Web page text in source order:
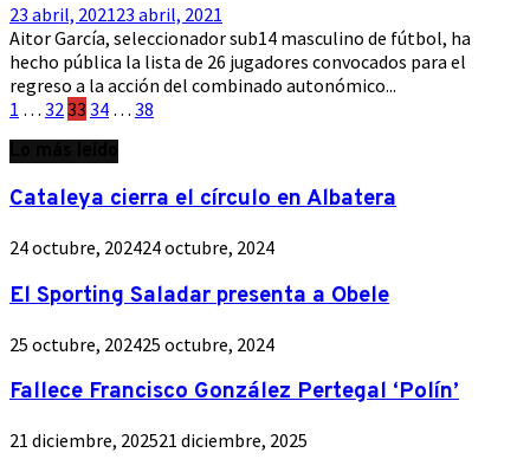
23 abril, 202123 abril, 2021
Aitor García, seleccionador sub14 masculino de fútbol, ha
hecho pública la lista de 26 jugadores convocados para el
regreso a la acción del combinado autonómico...
Paginación
de
entradas
1 … 3233 34 … 38
Cataleya cierra el círculo en Albatera
24 octubre, 202424 octubre, 2024
El Sporting Saladar presenta a Obele
25 octubre, 202425 octubre, 2024
Fallece Francisco González Pertegal ‘Polín’
21 diciembre, 202521 diciembre, 2025